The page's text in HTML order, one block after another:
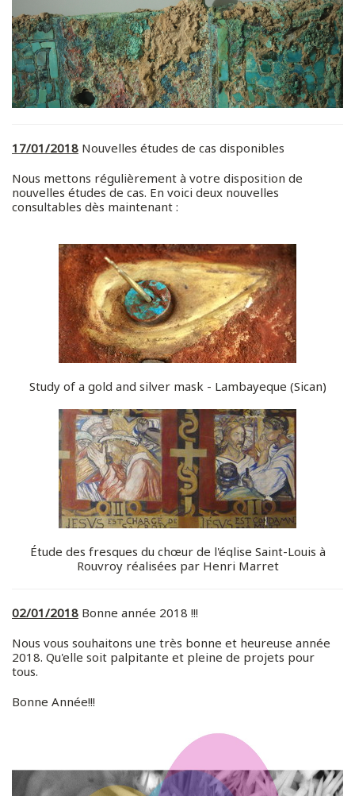
17/01/2018 Nouvelles études de cas disponibles
Nous mettons régulièrement à votre disposition de
nouvelles études de cas. En voici deux nouvelles
consultables dès maintenant :
Study of a gold and silver mask - Lambayeque (Sican)
Étude des fresques du chœur de l'église Saint-Louis à
Rouvroy réalisées par Henri Marret
02/01/2018 Bonne année 2018 !!!
Nous vous souhaitons une très bonne et heureuse année
2018. Qu'elle soit palpitante et pleine de projets pour
tous.
Bonne Année!!!